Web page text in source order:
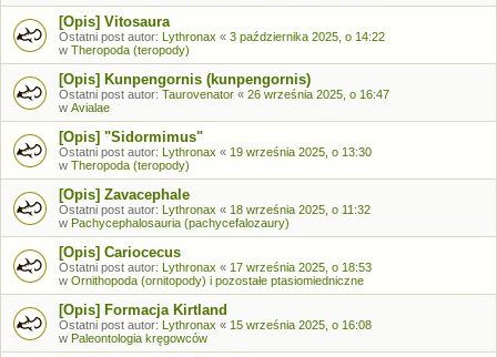
[Opis] Vitosaura
Ostatni post autor: Lythronax « 3 października 2025, o 14:22
w Theropoda (teropody)
[Opis] Kunpengornis (kunpengornis)
Ostatni post autor: Taurovenator « 26 września 2025, o 16:47
w Avialae
[Opis] "Sidormimus"
Ostatni post autor: Lythronax « 19 września 2025, o 13:30
w Theropoda (teropody)
[Opis] Zavacephale
Ostatni post autor: Lythronax « 18 września 2025, o 11:32
w Pachycephalosauria (pachycefalozaury)
[Opis] Cariocecus
Ostatni post autor: Lythronax « 17 września 2025, o 18:53
w Ornithopoda (ornitopody) i pozostałe ptasiomiedniczne
[Opis] Formacja Kirtland
Ostatni post autor: Lythronax « 15 września 2025, o 16:08
w Paleontologia kręgowców